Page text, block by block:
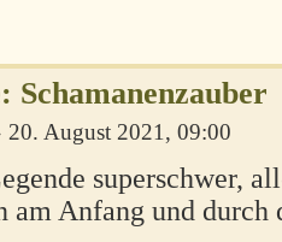
Schamanenzauber
20. August 2021, 09:00
superschwer,
am Anfang und durch